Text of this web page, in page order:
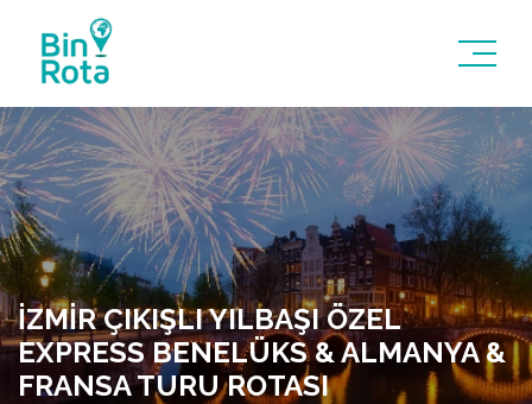
İZMIR ÇIKIŞLI YILBAŞI ÖZEL
EXPRESS BENELÜKS & ALMANYA &
FRANSA TURU ROTASI